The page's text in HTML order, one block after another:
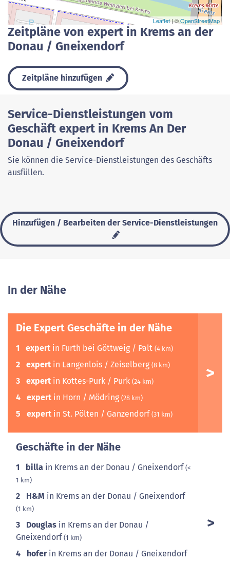
Leaflet| ©OpenStreetMap
Zeitpläne von expert in Krems an der
Donau / Gneixendorf
Zeitpläne hinzufügen
Service-Dienstleistungen vom
Geschäft expert in Krems An Der
Donau / Gneixendorf
Sie können die Service-Dienstleistungen des Geschäfts
ausfüllen.
Hinzufügen / Bearbeiten der Service-Dienstleistungen
In der Nähe
Die Expert Geschäfte in der Nähe
1 expert in Furth bei Göttweig / Palt (4 km)
2 expert in Langenlois / Zeiselberg (8 km)
3 expert in Kottes-Purk / Purk (24 km)
4 expert in Horn / Mödring (28 km)
5 expert in St. Pölten / Ganzendorf (31 km)
Geschäfte in der Nähe
1 billa in Krems an der Donau / Gneixendorf(<
1 km)
2 H&M in Krems an der Donau / Gneixendorf
(1 km)
3 Douglas in Krems an der Donau /
Gneixendorf(1 km)
4 hoferin Krems an der Donau / Gneixendorf